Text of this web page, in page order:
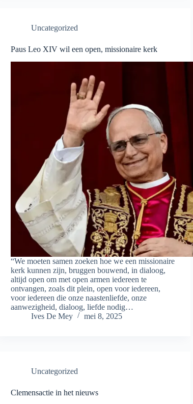
Uncategorized
Paus Leo XIV wil een open, missionaire kerk
“We moeten samen zoeken hoe we een missionaire
kerk kunnen zijn, bruggen bouwend, in dialoog,
altijd open om met open armen iedereen te
ontvangen, zoals dit plein, open voor iedereen,
voor iedereen die onze naastenliefde, onze
aanwezigheid, dialoog, liefde nodig…
Ives De Mey
mei 8, 2025
Uncategorized
Clemensactie in het nieuws